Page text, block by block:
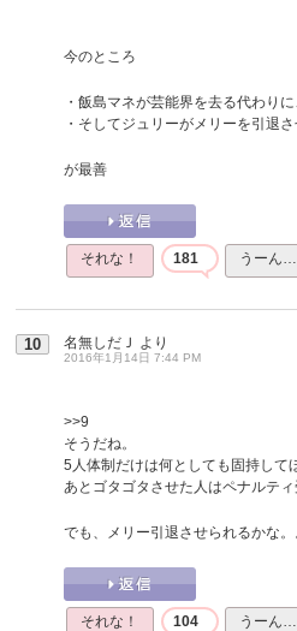
今のところ
・飯島マネが芸能界を去る代わり
・そしてジュリーがメリーを引退
が最善
それな！ 181 うーん…
10 名無しだＪ より
2016年1月14日 7:44 PM
>>9
そうだね。
5人体制だけは何としても固持して
あとゴタゴタさせた人はペナルテ
でも、メリー引退させられるかな。
それな！ 104 うーん…